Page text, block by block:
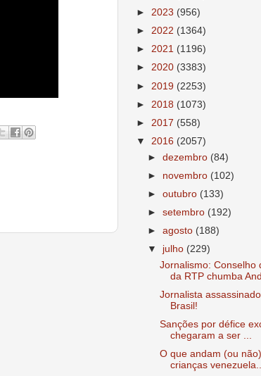
► 2023 (956)
► 2022 (1364)
► 2021 (1196)
► 2020 (3383)
► 2019 (2253)
► 2018 (1073)
► 2017 (558)
▼ 2016 (2057)
►dezembro (84)
► novembro (102)
►outubro (133)
►setembro (192)
►agosto (188)
▼ julho (229)
Jornalismo: Conselho
da RTP chumba
Jornalista
Brasil!
Sanções por défice
chegaram a ser ...
O que andam (ou
crianças